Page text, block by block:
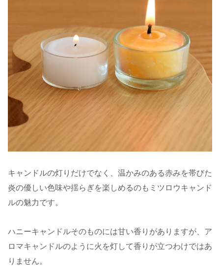
キャンドルの灯りだけでなく、温かみのある赤みを帯びた
炎の優しい色味や揺らぎを楽しめるのもミツロウキャンド
ルの魅力です。
ハニーキャンドルそのものには甘い香りがありますが、ア
ロマキャンドルのように火を灯して香りが立つわけではあ
りません。